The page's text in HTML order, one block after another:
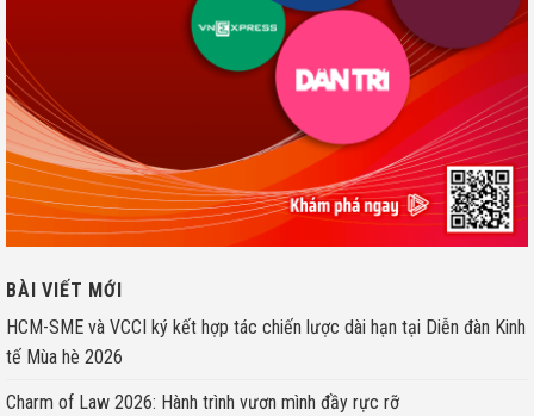
BÀI VIẾT MỚI
HCM-SME và VCCI ký kết hợp tác chiến lược dài hạn tại Diễn đàn Kinh
tế Mùa hè 2026
Charm of Law 2026: Hành trình vươn mình đầy rực rỡ